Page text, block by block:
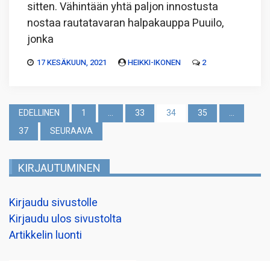
sitten. Vähintään yhtä paljon innostusta
nostaa rautatavaran halpakauppa Puuilo,
jonka
17 KESÄKUUN, 2021 HEIKKI-IKONEN 2
Artikkelien
EDELLINEN 1 … 33 34 35
…
37
SEURAAVA
KIRJAUTUMINEN
Kirjaudu sivustolle
Kirjaudu ulos sivustolta
Artikkelin luonti